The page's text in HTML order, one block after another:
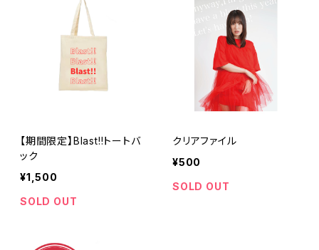
【期間限定】Blast!!トートバ
ック
¥1,500
SOLD OUT
クリアファイル
¥500
SOLD OUT